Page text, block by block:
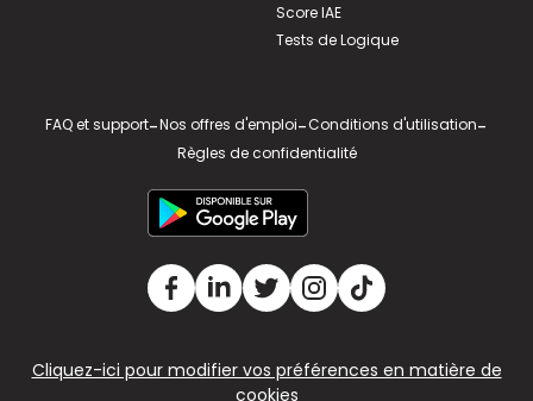
Score IAE
Tests de Logique
FAQ et support-Nos offres d'emploi-Conditions d'utilisation-
Règles de confidentialité
Cliquez-ici pour modifier vos préférences en matière de
cookies